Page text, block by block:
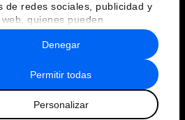
de redes sociales, publicidad y
quienes pueden
con otra información que les
o que hayan
a partir del uso que haya
sus servicios.
Permitir todas
Personalizar
Denegar